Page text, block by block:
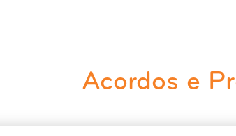
Acordos e